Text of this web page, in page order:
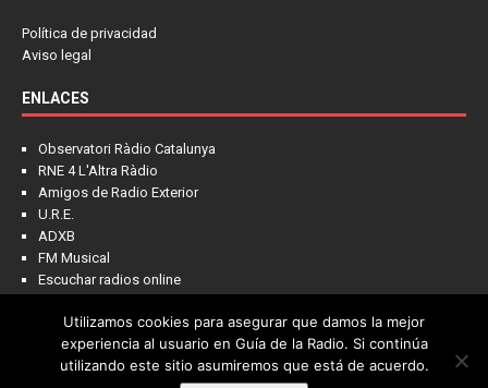
Política de privacidad
Aviso legal
ENLACES
Observatori Ràdio Catalunya
RNE 4 L'Altra Ràdio
Amigos de Radio Exterior
U.R.E.
ADXB
FM Musical
Escuchar radios online
Utilizamos cookies para asegurar que damos la mejor
experiencia al usuario en Guía de la Radio. Si continúa
utilizando este sitio asumiremos que está de acuerdo.